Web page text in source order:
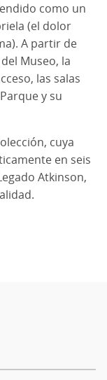
como un
(el dolor
A partir de
Museo, la
las salas
y su
cuya
en seis
Atkinson,